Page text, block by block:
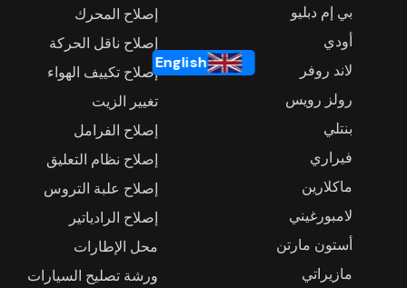
English
بي إم دبليو
أودي
لاند روفر
رولز رويس
بنتلي
فيراري
ماكلارين
لامبورغيني
أستون مارتن
مازيراتي
إصلاح المحرك
إصلاح ناقل الحركة
إصلاح تكييف الهواء
تغيير الزيت
إصلاح الفرامل
إصلاح نظام التعليق
إصلاح علبة التروس
إصلاح الرادياتير
محل الإطارات
ورشة تصليح السيارات